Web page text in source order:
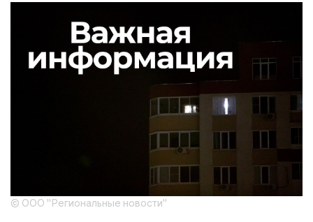
© ООО "Региональные новости"